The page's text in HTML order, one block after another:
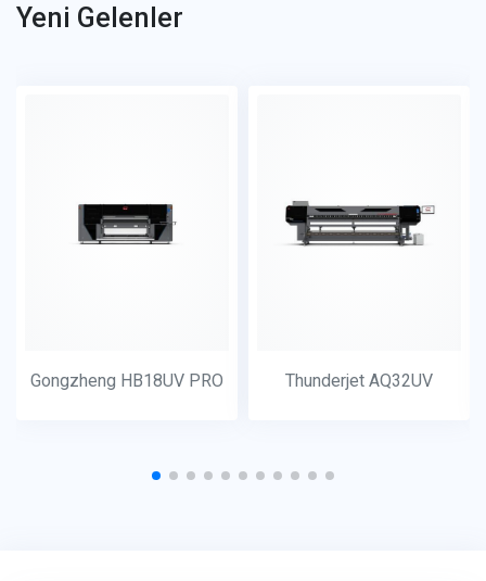
Yeni Gelenler
Gongzheng HB18UV PRO Thunderjet AQ32UV